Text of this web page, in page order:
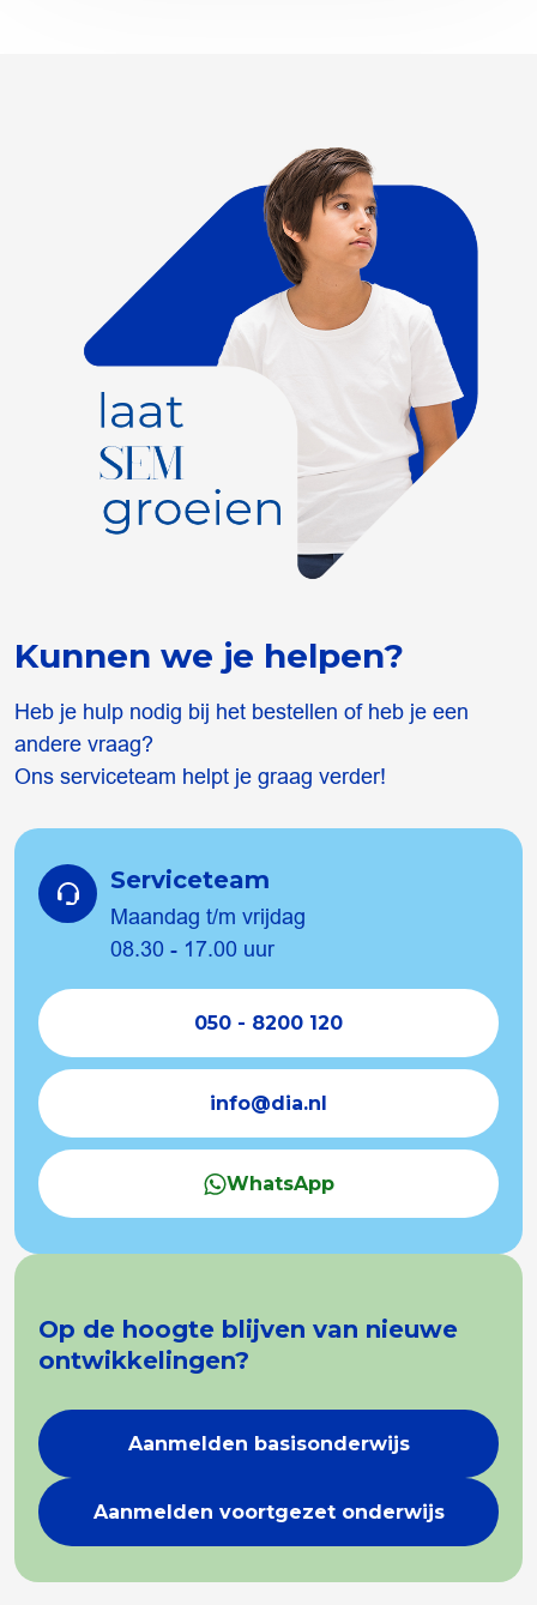
Kunnen we je helpen?
Heb je hulp nodig bij het bestellen of heb je een
andere vraag?
Ons serviceteam helpt je graag verder!
Serviceteam
Maandag t/m vrijdag
08.30 - 17.00 uur
050 - 8200 120
info@dia.nl
WhatsApp
Op de hoogte blijven van nieuwe
ontwikkelingen?
Aanmelden basisonderwijs
Aanmelden voortgezet onderwijs